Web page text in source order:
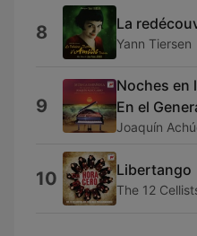
8 La
Yann Tiersen
9
Noches en
En el
Joaquín
10 Libertango
The 12